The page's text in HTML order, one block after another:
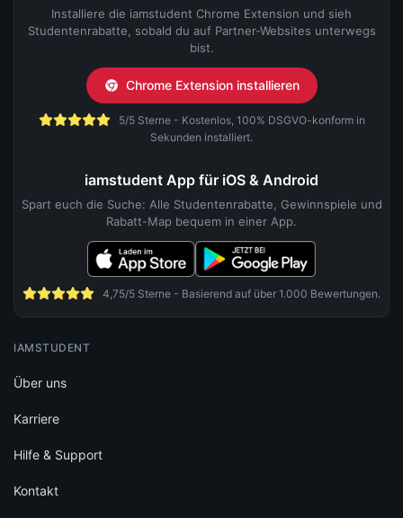
Installiere die iamstudent Chrome Extension und sieh
Studentenrabatte, sobald du auf Partner-Websites unterwegs
bist.
Chrome Extension installieren
5/5 Sterne - Kostenlos, 100% DSGVO-konform in
Sekunden installiert.
iamstudent App für iOS & Android
Spart euch die Suche: Alle Studentenrabatte, Gewinnspiele und
Rabatt-Map bequem in einer App.
4,75/5 Sterne - Basierend auf über 1.000 Bewertungen.
IAMSTUDENT
Über uns
Karriere
Hilfe & Support
Kontakt